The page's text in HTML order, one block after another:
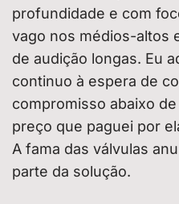
profundidade e com
vago nos médios-altos
de audição longas. Eu
continuo à espera de
compromisso abaixo
preço que paguei por
A fama das válvulas
parte da solução.